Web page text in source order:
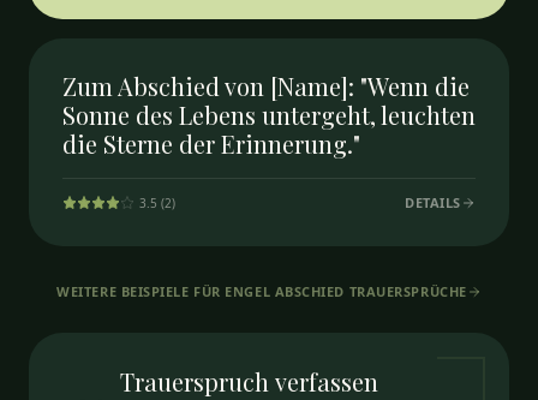
Zum Abschied von [Name]: "Wenn die
Sonne des Lebens untergeht, leuchten
die Sterne der Erinnerung."
3.5 (2) DETAILS
WEITERE BEISPIELE FÜR ENGEL ABSCHIED TRAUERSPRÜCHE
Trauerspruch verfassen